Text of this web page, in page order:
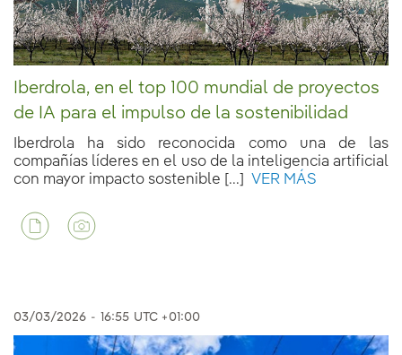
Iberdrola, en el top 100 mundial de proyectos
de IA para el impulso de la sostenibilidad
Iberdrola ha sido reconocida como una de las
compañías líderes en el uso de la inteligencia artificial
con mayor impacto sostenible [...]
VER MÁS
03/03/2026 - 16:55 UTC +01:00